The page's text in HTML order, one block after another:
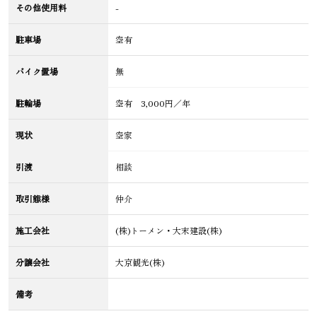
その他使用料 -
駐車場 空有
バイク置場 無
駐輪場 空有 3,000円／年
現状 空家
引渡 相談
取引態様 仲介
施工会社 (株)トーメン・大末建設(株)
分譲会社 大京観光(株)
備考